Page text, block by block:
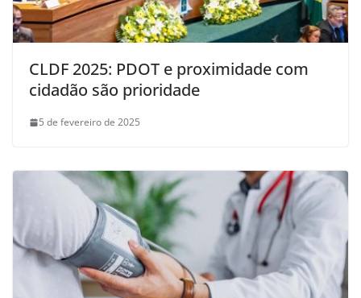
CLDF 2025: PDOT e proximidade com
cidadão são prioridade
5 de fevereiro de 2025